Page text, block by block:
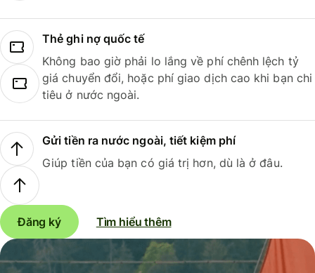
Thẻ ghi nợ quốc tế
Không bao giờ phải lo lắng về phí chênh lệch tỷ
giá chuyển đổi, hoặc phí giao dịch cao khi bạn chi
tiêu ở nước ngoài.
Gửi tiền ra nước ngoài, tiết kiệm phí
Giúp tiền của bạn có giá trị hơn, dù là ở đâu.
Đăng ký Tìm hiểu thêm